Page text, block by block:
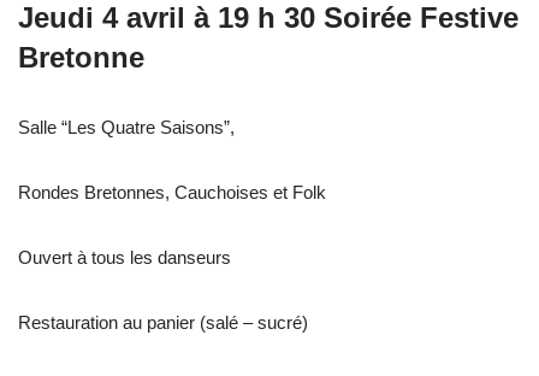
Jeudi 4 avril à 19 h 30 Soirée Festive
Bretonne
Salle “Les Quatre Saisons”,
Rondes Bretonnes, Cauchoises et Folk
Ouvert à tous les danseurs
Restauration au panier (salé – sucré)